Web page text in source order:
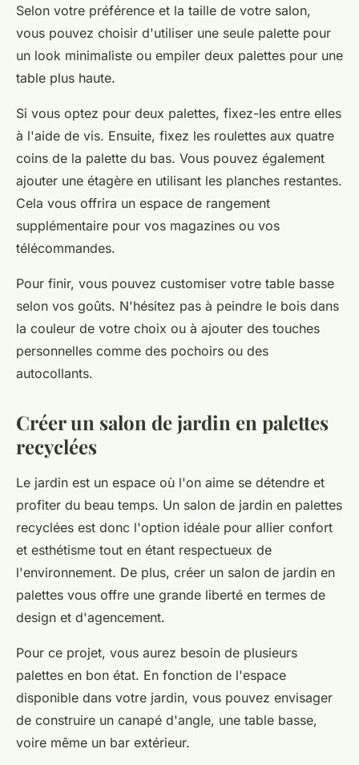
Selon votre préférence et la taille de votre salon,
vous pouvez choisir d'utiliser une seule palette pour
un look minimaliste ou empiler deux palettes pour une
table plus haute.
Si vous optez pour deux palettes, fixez-les entre elles
à l'aide de vis. Ensuite, fixez les roulettes aux quatre
coins de la palette du bas. Vous pouvez également
ajouter une étagère en utilisant les planches restantes.
Cela vous offrira un espace de rangement
supplémentaire pour vos magazines ou vos
télécommandes.
Pour finir, vous pouvez customiser votre table basse
selon vos goûts. N'hésitez pas à peindre le bois dans
la couleur de votre choix ou à ajouter des touches
personnelles comme des pochoirs ou des
autocollants.
Créer un salon de jardin en palettes
recyclées
Le jardin est un espace où l'on aime se détendre et
profiter du beau temps. Un salon de jardin en palettes
recyclées est donc l'option idéale pour allier confort
et esthétisme tout en étant respectueux de
l'environnement. De plus, créer un salon de jardin en
palettes vous offre une grande liberté en termes de
design et d'agencement.
Pour ce projet, vous aurez besoin de plusieurs
palettes en bon état. En fonction de l'espace
disponible dans votre jardin, vous pouvez envisager
de construire un canapé d'angle, une table basse,
voire même un bar extérieur.